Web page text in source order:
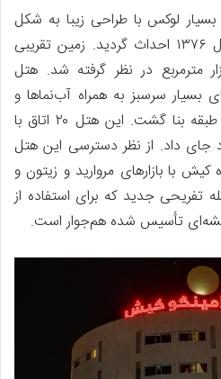
لوکس با طراحی زیبا به شکل
دلفین است. این هتل در سال ۱۳۷۶ احداث گردید. زمین تقریبی
هتل به مساحت ۲۴ هزار مترمربع در نظر گرفته شد. هتل
با فضای بسیار سرسبز به همراه آب‌نماها و
آلاچیق‌های بسیار زیبا در پنج طبقه بنا گشت. این هتل ۲۰ اتاق با
جای داد. از نظر دسترسی این هتل
با بازارهای مروارید و زیتون و
جدید که برای استفاده از
تأسیس شده هم‌جوار است.